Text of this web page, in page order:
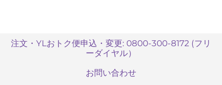
注文・YLおトク便申込・変更: 0800-300-8172 (フリ
ーダイヤル）
お問い合わせ